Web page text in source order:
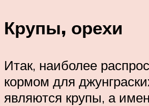
Крупы, орехи
Итак, наиболее
кормом для
являются крупы, а